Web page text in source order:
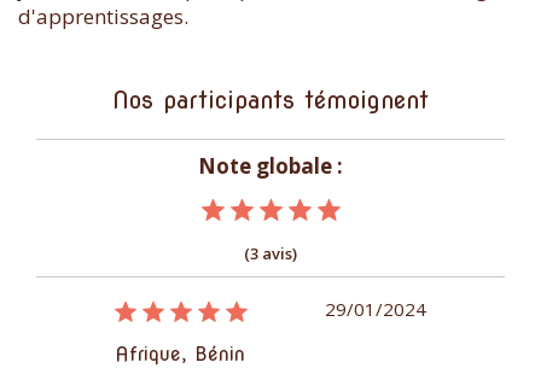
d'apprentissages.
Nos participants témoignent
Note globale :
(3 avis)
29/01/2024
Afrique, Bénin